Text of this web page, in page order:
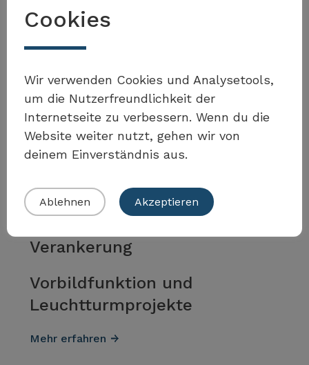
Weitere Massnahmen und
Instrumente für
Verankerung
Verankerung
Vorbildfunktion und
Leuchtturmprojekte
Mehr erfahren
Cookies
Wir verwenden Cookies und Analysetools,
um die Nutzerfreundlichkeit der
Internetseite zu verbessern. Wenn du die
Website weiter nutzt, gehen wir von
deinem Einverständnis aus.
Ablehnen Akzeptieren